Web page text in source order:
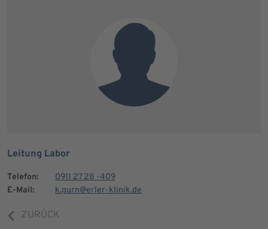
Leitung Labor
Telefon:
0911 27 28 -409
E-Mail:
k.gurn@erler-klinik.de
ZURÜCK